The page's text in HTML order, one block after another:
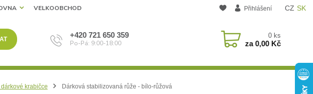
CZ SK
VELKOOBCHOD Přihlášení
+420 721 650 359
Po-Pá: 9:00-18:00
0 ks
za0,00 Kč
krabičce Dárková stabilizovaná růže - bílo-růžová